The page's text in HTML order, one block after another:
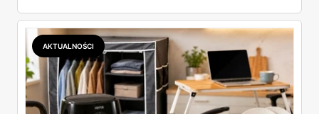
wszystkie oferty i policzyłam, kiedy taki zakup faktycznie
się opłaca.
AKTUALNOŚCI